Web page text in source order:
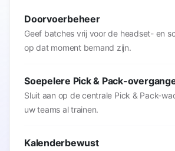
Doorvoerbeheer
Geef batches vrij voor de headset- en
op dat moment bemand zijn.
Soepelere Pick & Pack-
Sluit aan op de centrale Pick & Pack-
uw teams al trainen.
Kalenderbewust